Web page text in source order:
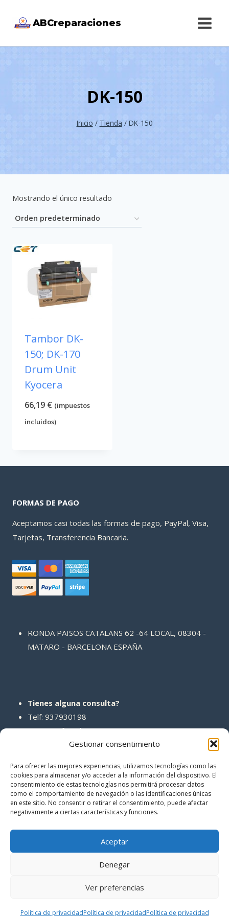
Gestionar consentimiento
Para ofrecer las mejores experiencias, utilizamos tecnologías como las
cookies para almacenar y/o acceder a la información del dispositivo. El
consentimiento de estas tecnologías nos permitirá procesar datos
como el comportamiento de navegación o las identificaciones únicas
en este sitio. No consentir o retirar el consentimiento, puede afectar
negativamente a ciertas características y funciones.
Aceptar
Denegar
Ver preferencias
Política de privacidadPolítica de privacidadPolítica de privacidad
ABCreparaciones
DK-150
Inicio / Tienda / DK-150
Mostrando el único resultado
Tambor DK-
150; DK-170
Drum Unit
Kyocera
66,19 € (impuestos
incluidos)
FORMAS DE PAGO
Aceptamos casi todas las formas de pago, PayPal, Visa,
Tarjetas, Transferencia Bancaria.
RONDA PAISOS CATALANS 62 -64 LOCAL, 08304 -
MATARO - BARCELONA ESPAÑA
Tienes alguna consulta?
Telf: 937930198
Correo: info@abcreparaciones.com
REDES SOCIALES